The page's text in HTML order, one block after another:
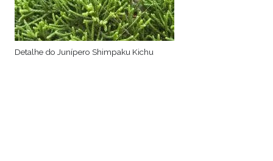
Detalhe do Junípero Shimpaku Kichu